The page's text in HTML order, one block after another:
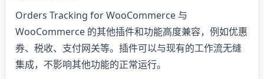
Orders Tracking for WooCommerce 与
WooCommerce 的其他插件和功能高度兼容，例如优惠
券、税收、支付网关等。插件可以与现有的工作流无缝
集成，不影响其他功能的正常运行。